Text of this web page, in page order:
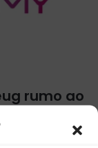
rumo ao